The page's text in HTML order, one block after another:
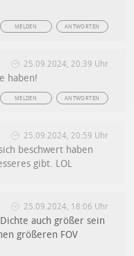
ANTWORTEN
MELDEN
25.09.2024, 20:39 Uhr
haben!
ANTWORTEN
MELDEN
25.09.2024, 20:59 Uhr
beschwert haben
gibt. LOL
25.09.2024, 18:06 Uhr
auch größer sein
größeren FOV